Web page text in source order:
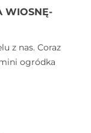
WIOSNĘ-
z nas. Coraz
ogródka